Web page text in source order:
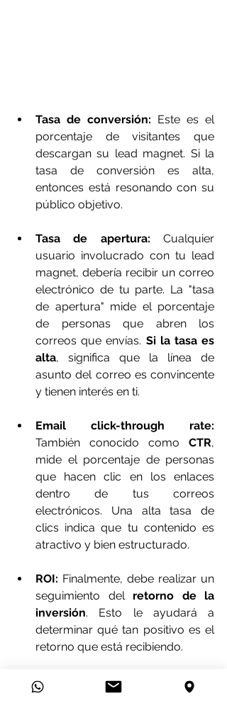
Tasa de conversión: Este es el
porcentaje de visitantes que
descargan su lead magnet. Si la
tasa de conversión es alta,
entonces está resonando con su
público objetivo.
Tasa de apertura: Cualquier
usuario involucrado con tu lead
magnet, debería recibir un correo
electrónico de tu parte. La "tasa
de apertura" mide el porcentaje
de personas que abren los
correos que envías. Si la tasa es
alta, significa que la línea de
asunto del correo es convincente
y tienen interés en ti.
Email click-through rate:
También conocido como CTR,
mide el porcentaje de personas
que hacen clic en los enlaces
dentro de tus correos
electrónicos. Una alta tasa de
clics indica que tu contenido es
atractivo y bien estructurado.
ROI: Finalmente, debe realizar un
seguimiento del retorno de la
inversión. Esto le ayudará a
determinar qué tan positivo es el
retorno que está recibiendo.
Errores que debes evitar